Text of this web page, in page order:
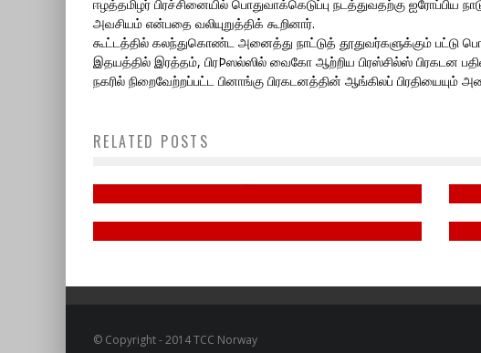
ஈழத்தமிழர் பிரச்சினையில் பொதுவாக்கெடுப்பு நடத்துவதற்கு ஐரோப்பிய
அவசியம் என்பதை வலியுறுத்திக் கூறினார்.
கூட்டத்தில் கலந்துகொண்ட அனைத்து நாட்டுத் தூதுவர்களுக்கும்
இதயத்தில் இரத்தம், பிரÞஸல்ஸில் வைகோ ஆற்றிய பிரஸ்சில்ஸ் பிரகடன
நகரில் நிறைவேற்றப்பட்ட பினாங்கு பிரகடனத்தின் ஆங்கிலப்
RELATED POSTS
மே -18, தமிழின அழிப்பு நாள்
13வது சட்டத் திருத்தத்தை
மீட்புப்போரை நிரந்தரமாகத்
தோற்கடிக்கும் பேராபத்தேயாகும்.
© Copyright - 2014 TCC Norway